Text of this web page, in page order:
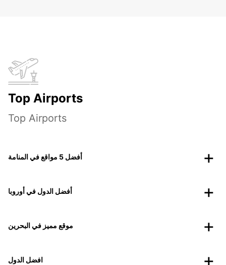
Top Airports
Top Airports
أفضل 5 مواقع في المنامة
أفضل الدول في أوروبا
موقع مميز في البحرين
افضل الدول